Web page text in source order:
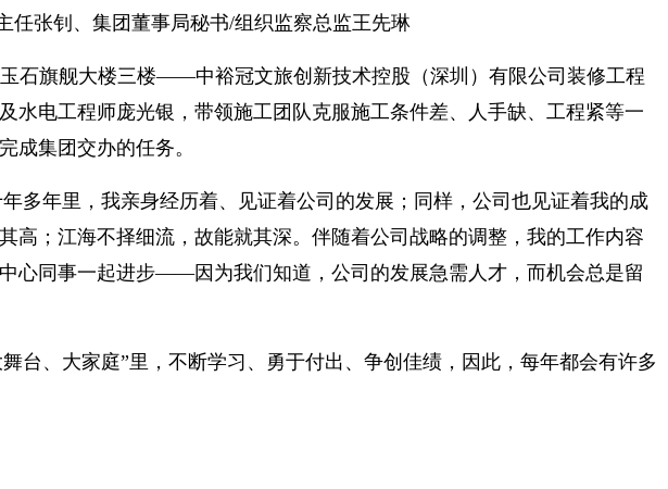
任张钊、集团董事局秘书/组织监察总监王先琳
石旗舰大楼三楼——中裕冠文旅创新技术控股（深圳）有限公司装修工程
电工程师庞光银，带领施工团队克服施工条件差、人手缺、工程紧等一
成集团交办的任务。
多年里，我亲身经历着、见证着公司的发展；同样，公司也见证着我的成
；江海不择细流，故能就其深。伴随着公司战略的调整，我的工作内容
心同事一起进步——因为我们知道，公司的发展急需人才，而机会总是留
台、大家庭”里，不断学习、勇于付出、争创佳绩，因此，每年都会有许多